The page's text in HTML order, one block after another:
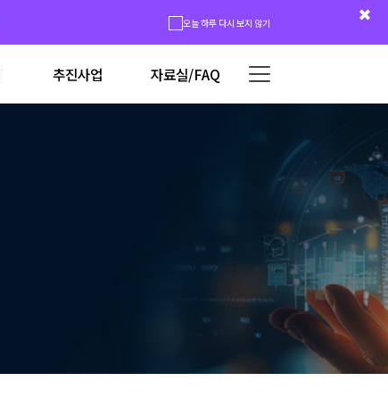
오늘 하루 다시 보지 않기
추진사업 자료실/FAQ